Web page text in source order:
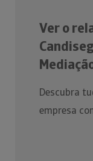
Ver o
Descubra
empresa